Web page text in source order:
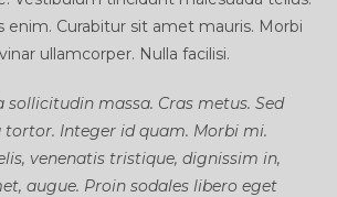
enim. Curabitur sit amet mauris. Morbi
ullamcorper. Nulla facilisi.
sollicitudin massa. Cras metus. Sed
tortor. Integer id quam. Morbi mi.
venenatis tristique, dignissim in,
augue. Proin sodales libero eget